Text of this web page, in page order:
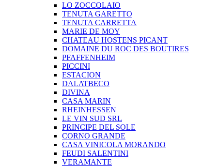
LO ZOCCOLAIO
TENUTA GARETTO
TENUTA CARRETTA
MARIE DE MOY
CHATEAU HOSTENS PICANT
DOMAINE DU ROC DES BOUTIRES
PFAFFENHEIM
PICCINI
ESTACION
DALATBECO
DIVINA
CASA MARIN
RHEINHESSEN
LE VIN SUD SRL
PRINCIPE DEL SOLE
CORNO GRANDE
CASA VINICOLA MORANDO
FEUDI SALENTINI
VERAMANTE